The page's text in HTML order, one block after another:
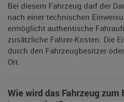
Bei diesem Fahrzeug darf der
nach einer technischen
ermöglicht authentische
zusätzliche Fahrer-Kosten. Die
durch den Fahrzeugbesitzer
Ort.
Wie wird das Fahrzeug zum